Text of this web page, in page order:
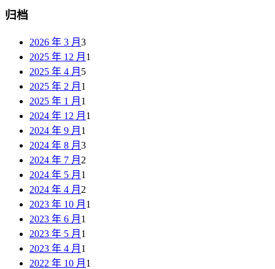
归档
2026 年 3 月 3
2025 年 12 月 1
2025 年 4 月 5
2025 年 2 月 1
2025 年 1 月 1
2024 年 12 月 1
2024 年 9 月 1
2024 年 8 月 3
2024 年 7 月 2
2024 年 5 月 1
2024 年 4 月 2
2023 年 10 月 1
2023 年 6 月 1
2023 年 5 月 1
2023 年 4 月 1
2022 年 10 月 1